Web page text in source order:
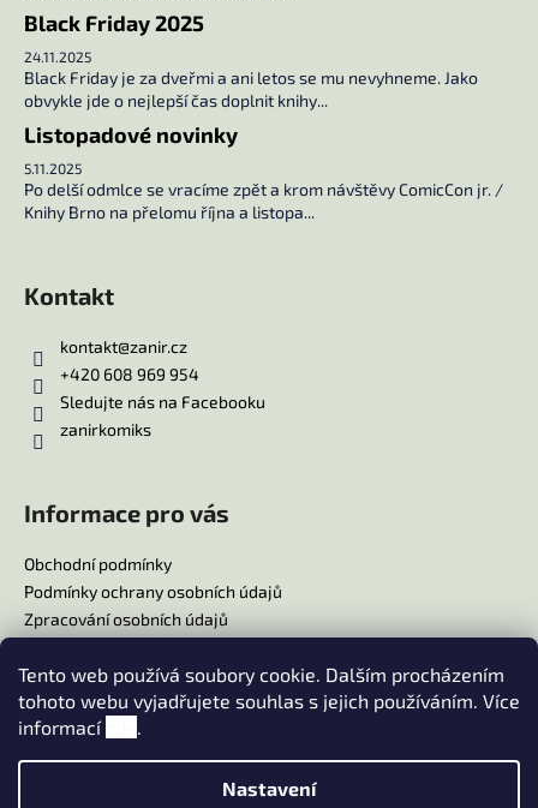
Tento web používá soubory cookie. Dalším procházením
tohoto webu vyjadřujete souhlas s jejich používáním. Více
informací
.
Nastavení
Black Friday 2025
24.11.2025
Black Friday je za dveřmi a ani letos se mu nevyhneme. Jako
obvykle jde o nejlepší čas doplnit knihy...
Listopadové novinky
5.11.2025
Po delší odmlce se vracíme zpět a krom návštěvy ComicCon jr. /
Knihy Brno na přelomu října a listopa...
Kontakt
kontakt@zanir.cz
+420 608 969 954
Sledujte nás na Facebooku
zanirkomiks
Informace pro vás
Obchodní podmínky
Podmínky ochrany osobních údajů
Zpracování osobních údajů
Doprava
Platba
Moje objednávka